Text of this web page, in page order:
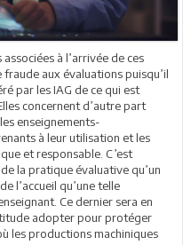
à l’arrivée de ces
aux évaluations puisqu’il
par les IAG de ce qui est
concernent d’autre part
enseignements-
à leur utilisation et les
et responsable. C’est
la pratique évaluative qu’un
l’accueil qu’une telle
Ce dernier sera en
adopter pour protéger
les productions machiniques